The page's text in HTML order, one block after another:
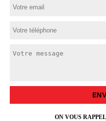
ON VOUS